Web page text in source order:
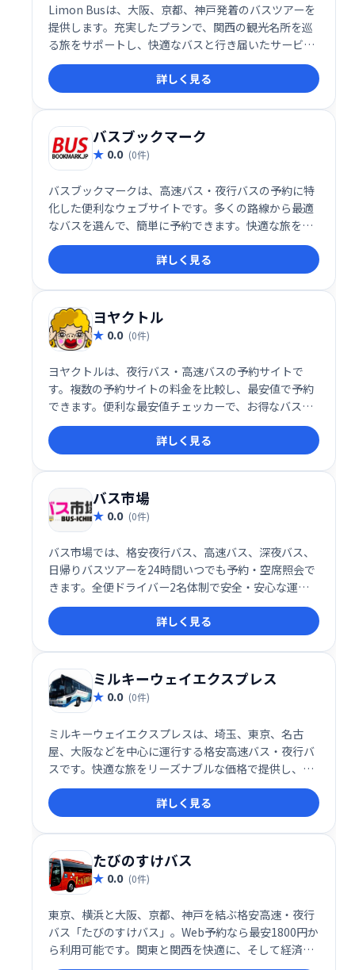
Limon Busは、大阪、京都、神戸発着のバスツアーを
提供します。充実したプランで、関西の観光名所を巡
る旅をサポートし、快適なバスと行き届いたサービス
で、思い出に残る旅をお約束します。
詳しく見る
バスブックマーク
0.0 (0件)
バスブックマークは、高速バス・夜行バスの予約に特
化した便利なウェブサイトです。多くの路線から最適
なバスを選んで、簡単に予約できます。快適な旅を計
画するお手伝いをいたします。
詳しく見る
ヨヤクトル
0.0 (0件)
ヨヤクトルは、夜行バス・高速バスの予約サイトで
す。複数の予約サイトの料金を比較し、最安値で予約
できます。便利な最安値チェッカーで、お得なバス旅
行を簡単に見つけられます。快適な旅を、ヨヤクトル
で！
詳しく見る
バス市場
0.0 (0件)
バス市場では、格安夜行バス、高速バス、深夜バス、
日帰りバスツアーを24時間いつでも予約・空席照会で
きます。全便ドライバー2名体制で安全・安心な運行
を徹底。お得で快適なバス旅行を、バス市場でぜひお
楽しみください。
詳しく見る
ミルキーウェイエクスプレス
0.0 (0件)
ミルキーウェイエクスプレスは、埼玉、東京、名古
屋、大阪などを中心に運行する格安高速バス・夜行バ
スです。快適な旅をリーズナブルな価格で提供し、目
的地までの移動をスムーズにサポートします。利便性
とコストパフォーマンスを両立した、お財布に優しい
バス旅行をお楽しみください。
詳しく見る
たびのすけバス
0.0 (0件)
東京、横浜と大阪、京都、神戸を結ぶ格安高速・夜行
バス「たびのすけバス」。Web予約なら最安1800円か
ら利用可能です。関東と関西を快適に、そして経済的
に移動したい方におすすめです。深夜バスなので、時